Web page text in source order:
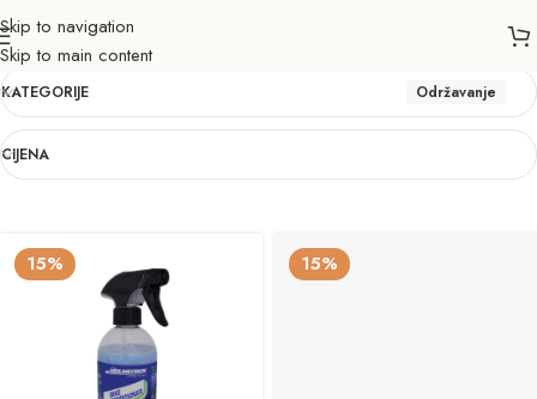
Skip to navigation
Skip to main content
Održavanje
KATEGORIJE Održavanje
CIJENA
15% 15%